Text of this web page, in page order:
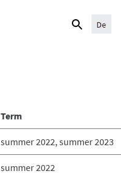
Search
De
Term
summer 2022, summer 2023
summer 2022